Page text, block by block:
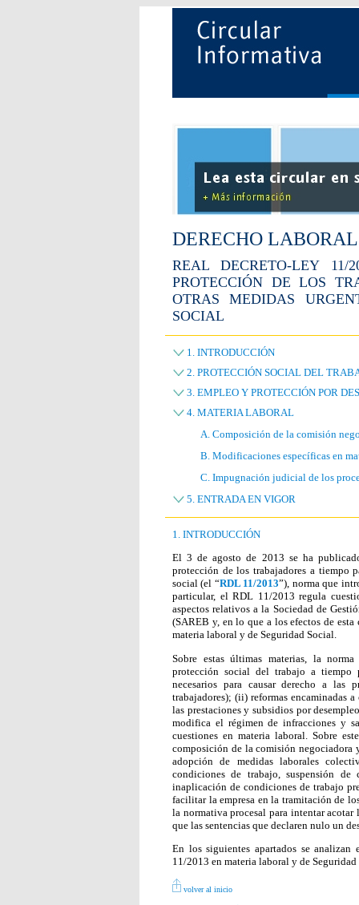
DERECHO LABORAL
REAL DECRETO-LEY
PROTECCIÓN DE LOS
OTRAS MEDIDAS
SOCIAL
1. INTRODUCCIÓN
2. PROTECCIÓN SOCIAL DEL
3. EMPLEO Y PROTECCIÓN POR
4. MATERIA LABORAL
A. Composición de la comisión
B. Modificaciones específicas en
C. Impugnación judicial de los
5. ENTRADA EN VIGOR
1. INTRODUCCIÓN
El 3 de agosto de 2013 se ha
protección de los trabajadores a tiempo
social (el “RDL 11/2013”), norma que
particular, el RDL 11/2013 regula
aspectos relativos a la Sociedad de
(SAREB y, en lo que a los efectos de
materia laboral y de Seguridad Social.
Sobre estas últimas materias, la
protección social del trabajo a tiempo
necesarios para causar derecho a las
trabajadores); (ii) reformas encaminadas
las prestaciones y subsidios por
modifica el régimen de infracciones y
cuestiones en materia laboral. Sobre
composición de la comisión negociadora
adopción de medidas laborales
condiciones de trabajo, suspensión
inaplicación de condiciones de trabajo
facilitar la empresa en la tramitación de
la normativa procesal para intentar
que las sentencias que declaren nulo un
En los siguientes apartados se
11/2013 en materia laboral y de
volver al inicio